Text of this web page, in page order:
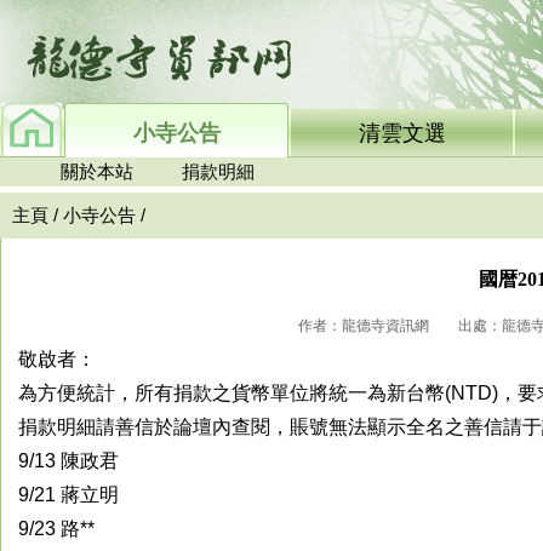
小寺公告 清雲文選
關於本站 捐款明細
主頁 / 小寺公告 /
國暦
作者：龍德寺資訊網 出處：龍
敬啟者：
為方便統計，所有捐款之貨幣單位將統一為新台幣(NTD)，
捐款明細請善信於論壇內查閱，賬號無法顯示全名之善信請
9/13 陳政君
9/21 蔣立明
9/23 路**